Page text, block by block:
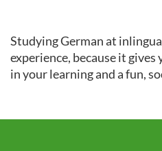
Studying German at
experience, because it
in your learning and a fun,